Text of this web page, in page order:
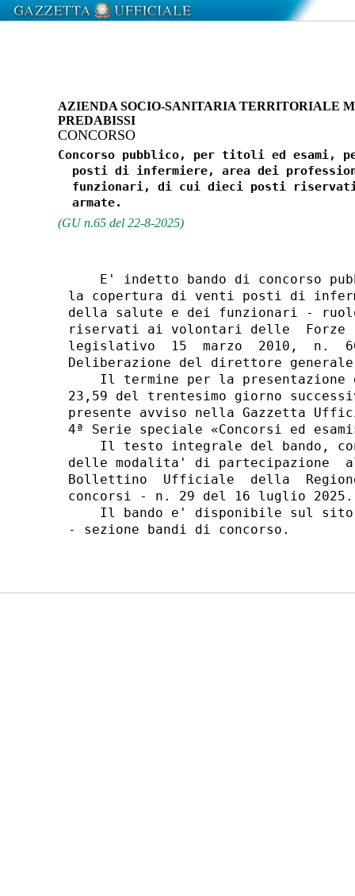
AZIENDA SOCIO-SANITARIA TERRITORIALE
PREDABISSI
CONCORSO
Concorso pubblico, per titoli ed esami,
posti di infermiere, area dei
funzionari, di cui dieci posti
(GU n.65 del 22-8-2025)
E' indetto bando di concorso
la copertura di venti posti di
della salute e dei funzionari -
riservati ai volontari delle  Forze
legislativo  15  marzo  2010,  n.
Deliberazione del direttore
Il termine per la presentazione
23,59 del trentesimo giorno
presente avviso nella Gazzetta
4ª Serie speciale «Concorsi ed
Il testo integrale del bando,
delle modalita' di partecipazione
Bollettino  Ufficiale  della
concorsi - n. 29 del 16 luglio
Il bando e' disponibile sul
- sezione bandi di concorso.